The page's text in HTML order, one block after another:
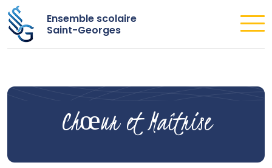
Ensemble scolaire
Saint-Georges
Chœur et Maîtrise